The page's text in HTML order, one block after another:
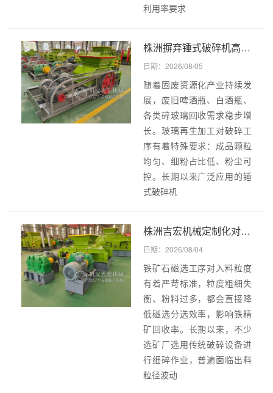
利用率要求
株洲摒弃锤式破碎机高粉尘、细粉过多弊端,双齿辊剪切碾压破碎模式为何更契合玻璃瓶、碎玻璃资源化处理!
日期：2026/08/05
随着固废资源化产业持续发
展，废旧啤酒瓶、白酒瓶、
各类碎玻璃回收需求稳步增
长。玻璃再生加工对破碎工
序有着特殊要求：成品颗粒
均匀、细粉占比低、粉尘可
控。长期以来广泛应用的锤
式破碎机
株洲吉宏机械定制化对辊破碎机,专为铁矿石磁选细碎打造,粒度 3-15mm 自由可调!
日期：2026/08/04
铁矿石磁选工序对入料粒度
有着严苛标准，粒度粗细失
衡、粉料过多，都会直接降
低磁选分选效率，影响铁精
矿回收率。长期以来，不少
选矿厂选用传统破碎设备进
行细碎作业，普遍面临出料
粒径波动